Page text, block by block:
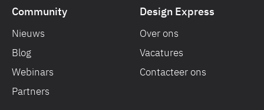
Community
Nieuws
Blog
Webinars
Partners
Design Express
Over ons
Vacatures
Contacteer ons